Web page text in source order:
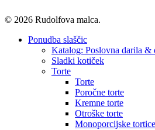
© 2026 Rudolfova malca.
Close
Ponudba slaščic
Katalog: Poslovna darila &
Sladki kotiček
Torte
Torte
Poročne torte
Kremne torte
Otroške torte
Monoporcijske tortice